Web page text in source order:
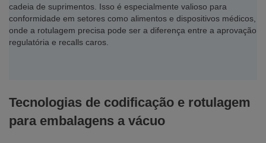
cadeia de suprimentos. Isso é especialmente valioso para
conformidade em setores como alimentos e dispositivos médicos,
onde a rotulagem precisa pode ser a diferença entre a aprovação
regulatória e recalls caros.
Tecnologias de codificação e rotulagem
para embalagens a vácuo